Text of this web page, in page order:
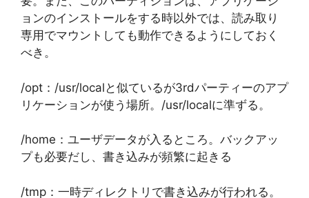
ョンのインストールをする時以外では、読み取り
専用でマウントしても動作できるようにしておく
べき。
/opt：/usr/localと似ているが3rdパーティーのアプ
リケーションが使う場所。/usr/localに準ずる。
/home：ユーザデータが入るところ。バックアッ
プも必要だし、書き込みが頻繁に起きる
/tmp：一時ディレクトリで書き込みが行われる。